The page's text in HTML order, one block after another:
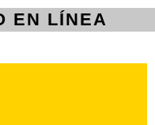
EN LÍNEA